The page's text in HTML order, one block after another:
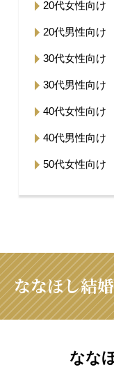
20代女性向け
20代男性向け
30代女性向け
30代男性向け
40代女性向け
40代男性向け
50代女性向け
ななほし結
なな